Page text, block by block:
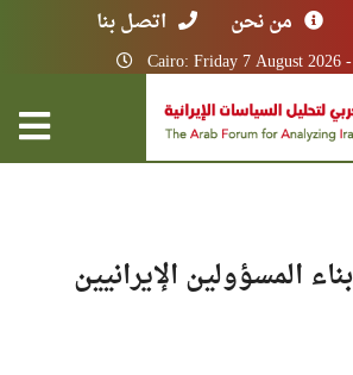
من نحن اتصل بنا
Cairo: Friday 7 August 2026
المسؤولين الإيرانيين